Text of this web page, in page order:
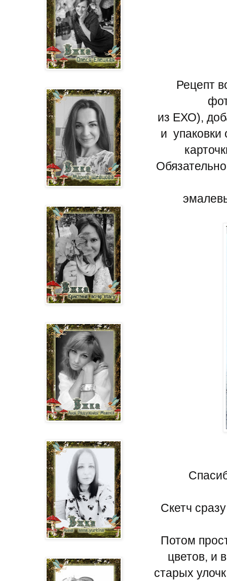
Рецепт
из ЕХО),
и упаковки
Cкетч
Потом
цветов, и
старых